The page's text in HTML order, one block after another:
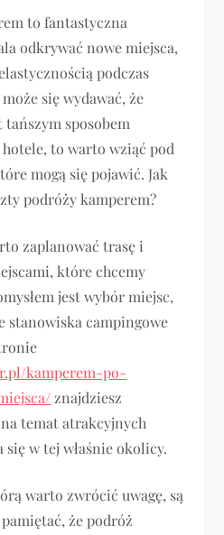
to fantastyczna
odkrywać nowe miejsca,
podczas
się wydawać, że
sposobem
to warto wziąć pod
mogą się pojawić. Jak
podróży kamperem?
zaplanować trasę i
które chcemy
jest wybór miejsc,
stanowiska campingowe
kamperem-po-
znajdziesz
temat atrakcyjnych
w tej właśnie okolicy.
warto zwrócić uwagę, są
że podróż